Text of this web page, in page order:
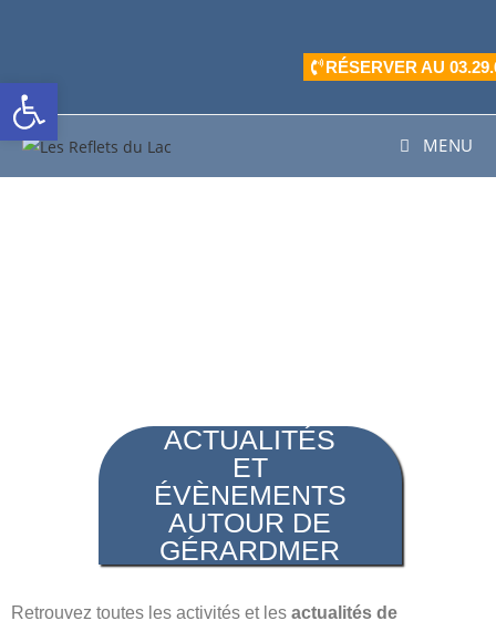
RÉSERVER AU
MENU
ACTUALITÉS
ET
ÉVÈNEMENTS
AUTOUR DE
GÉRARDMER
Retrouvez toutes les activités et les actualités de
Ouvrir la barre d’outils